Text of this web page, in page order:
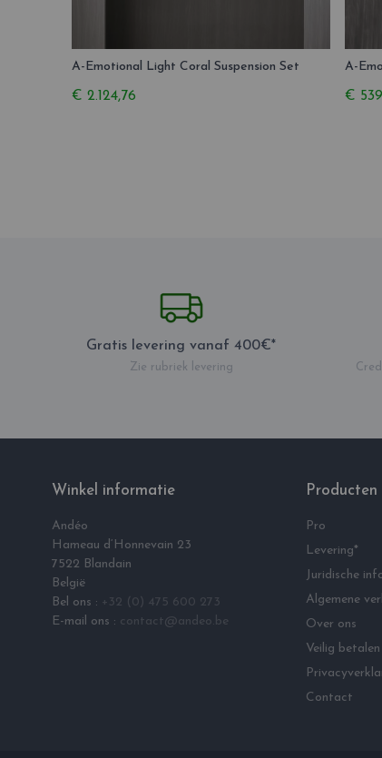
A-Emotional Light Coral Suspension Set
€ 2.124,76
A-
€
Gratis levering vanaf 400€*
Zie rubriek levering
Winkel informatie
Andéo
Hameau d‘Honnevain 23
7522 Blandain
België
Bel ons : +32 (0) 475 600 273
E-mail ons : contact@andeo.be
Producten
Pro
Levering*
Juridische
Algemene
Over ons
Veilig betalen
Contact